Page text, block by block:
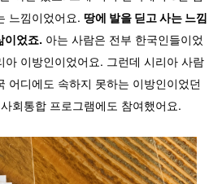
느낌이었어요. 땅에 발을 딛고 사는 느낌
이었죠. 아는 사람은 전부 한국인들이었
아 이방인이었어요. 그런데 시리아 사람
어디에도 속하지 못하는 이방인이었던
회통합 프로그램에도 참여했어요.